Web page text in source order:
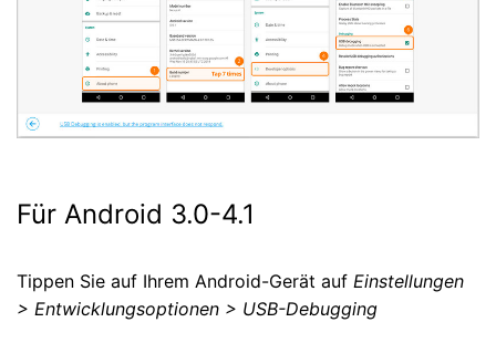
Für Android 3.0-4.1
Tippen Sie auf Ihrem Android-Gerät auf Einstellungen
> Entwicklungsoptionen > USB-Debugging